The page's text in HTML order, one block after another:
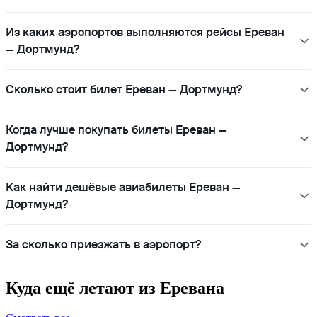
Из каких аэропортов выполняются рейсы Ереван
— Дортмунд?
Сколько стоит билет Ереван — Дортмунд?
Когда лучше покупать билеты Ереван —
Дортмунд?
Как найти дешёвые авиабилеты Ереван —
Дортмунд?
За сколько приезжать в аэропорт?
Куда ещё летают из Еревана